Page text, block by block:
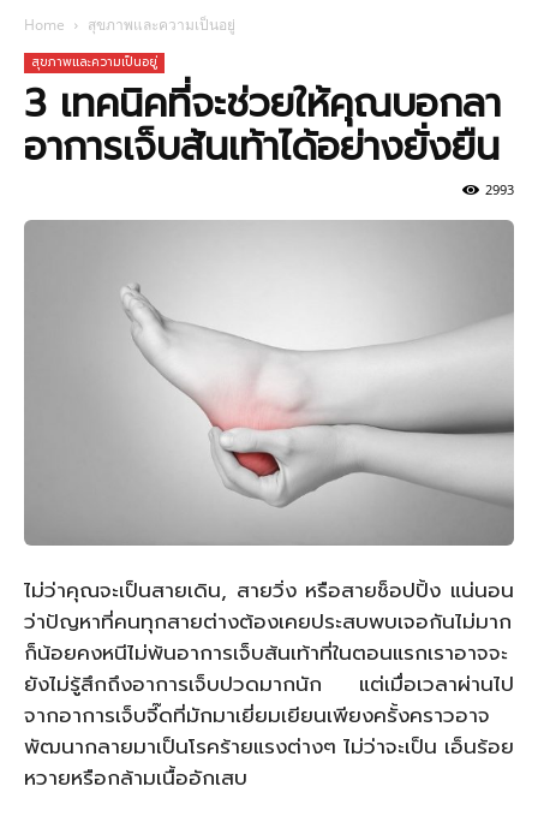
Home สุขภาพและความเป็นอยู่
สุขภาพและความเป็นอยู่
3 เทคนิคที่จะช่วยให้คุณบอกลา
อาการเจ็บส้นเท้าได้อย่างยั่งยืน
2993
ไม่ว่าคุณจะเป็นสายเดิน, สายวิ่ง หรือสายช็อปปิ้ง แน่นอน
ว่าปัญหาที่คนทุกสายต่างต้องเคยประสบพบเจอกันไม่มาก
ก็น้อยคงหนีไม่พ้นอาการเจ็บส้นเท้าที่ในตอนแรกเราอาจจะ
ยังไม่รู้สึกถึงอาการเจ็บปวดมากนัก แต่เมื่อเวลาผ่านไป
จากอาการเจ็บจี๊ดที่มักมาเยี่ยมเยียนเพียงครั้งคราวอาจ
พัฒนากลายมาเป็นโรคร้ายแรงต่างๆ ไม่ว่าจะเป็น เอ็นร้อย
หวายหรือกล้ามเนื้ออักเสบ